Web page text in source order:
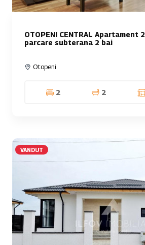
OTOPENI CENTRAL Apartament
parcare subterana 2 bai
Otopeni
2 2
VANDUT